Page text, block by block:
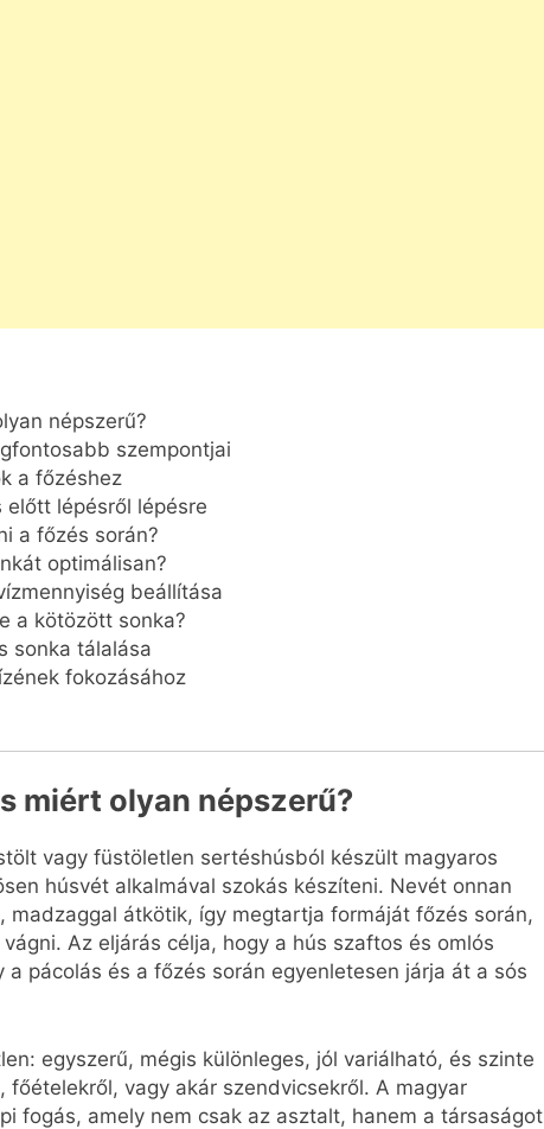
népszerű?
szempontjai
a főzéshez
lépésről lépésre
a főzés során?
optimálisan?
beállítása
a kötözött sonka?
sonka tálalása
fokozásához
miért olyan népszerű?
vagy füstöletlen sertéshúsból készült magyaros
húsvét alkalmával szokás készíteni. Nevét onnan
madzaggal átkötik, így megtartja formáját főzés során,
Az eljárás célja, hogy a hús szaftos és omlós
pácolás és a főzés során egyenletesen járja át a sós
egyszerű, mégis különleges, jól variálható, és szinte
vagy akár szendvicsekről. A magyar
fogás, amely nem csak az asztalt, hanem a társaságot